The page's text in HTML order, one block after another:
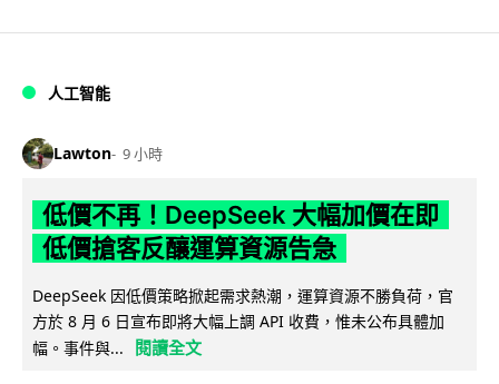
人工智能
Lawton 9 小時
低價不再！DeepSeek 大幅加價在即
低價搶客反釀運算資源告急
DeepSeek 因低價策略掀起需求熱潮，運算資源不勝負荷，官
方於 8 月 6 日宣布即將大幅上調 API 收費，惟未公布具體加
幅。事件與...
閱讀全文